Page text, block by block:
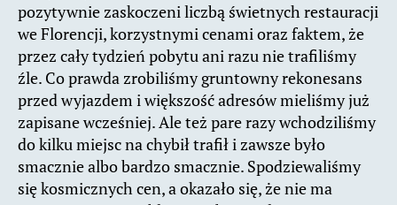
pozytywnie zaskoczeni liczbą świetnych restauracji
we Florencji, korzystnymi cenami oraz faktem, że
przez cały tydzień pobytu ani razu nie trafiliśmy
źle. Co prawda zrobiliśmy gruntowny rekonesans
przed wyjazdem i większość adresów mieliśmy już
zapisane wcześniej. Ale też pare razy wchodziliśmy
do kilku miejsc na chybił trafił i zawsze było
smacznie albo bardzo smacznie. Spodziewaliśmy
się kosmicznych cen, a okazało się, że nie ma